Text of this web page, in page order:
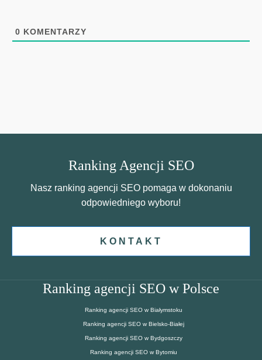
0 KOMENTARZY
Ranking Agencji SEO
Nasz ranking agencji SEO pomaga w dokonaniu
odpowiedniego wyboru!
KONTAKT
Ranking agencji SEO w Polsce
Ranking agencji SEO w Białymstoku
Ranking agencji SEO w Bielsko-Białej
Ranking agencji SEO w Bydgoszczy
Ranking agencji SEO w Bytomiu